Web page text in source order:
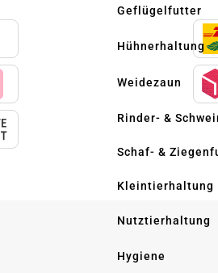
Geflügelfutter
Hühnerhaltung
Weidezaun
Rinder- &
Schaf- &
Kleintierhaltung
Nutztierhaltung
Hygiene